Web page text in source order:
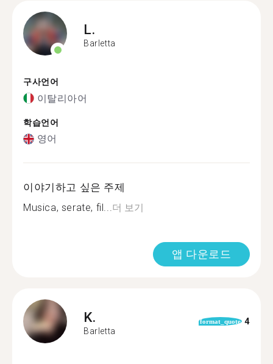
L.
Barletta
구사언어
이탈리아어
학습언어
영어
이야기하고 싶은 주제
Musica, serate, fil...더 보기
앱 다운로드
K.
Barletta
format_quote 4